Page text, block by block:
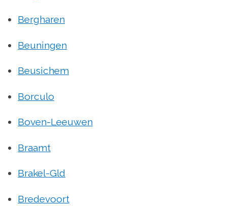
Bergharen
Beuningen
Beusichem
Borculo
Boven-Leeuwen
Braamt
Brakel-Gld
Bredevoort